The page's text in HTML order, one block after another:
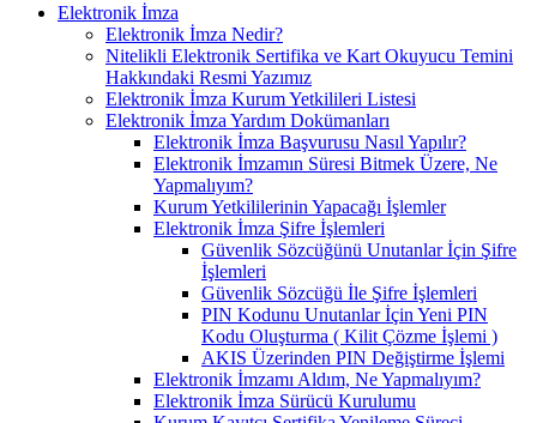
Elektronik İmza
Elektronik İmza Nedir?
Nitelikli Elektronik Sertifika ve Kart Okuyucu Temini
Hakkındaki Resmi Yazımız
Elektronik İmza Kurum Yetkilileri Listesi
Elektronik İmza Yardım Dokümanları
Elektronik İmza Başvurusu Nasıl Yapılır?
Elektronik İmzamın Süresi Bitmek Üzere, Ne
Yapmalıyım?
Kurum Yetkililerinin Yapacağı İşlemler
Elektronik İmza Şifre İşlemleri
Güvenlik Sözcüğünü Unutanlar İçin Şifre
İşlemleri
Güvenlik Sözcüğü İle Şifre İşlemleri
PIN Kodunu Unutanlar İçin Yeni PIN
Kodu Oluşturma ( Kilit Çözme İşlemi )
AKIS Üzerinden PIN Değiştirme İşlemi
Elektronik İmzamı Aldım, Ne Yapmalıyım?
Elektronik İmza Sürücü Kurulumu